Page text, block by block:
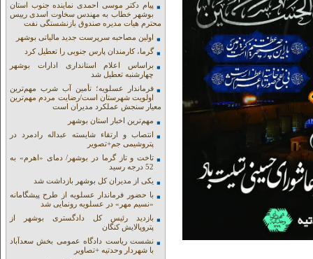
پیام دکتر موسی احمدی نماینده جنوب استان
بوشهر خطاب به مهندس سخاوت اسدی رییس
محترم هیات مدیره صندوق بازنشستگی نفت
اولین مصاحبه سرپرست جدید مالیاتی بوشهر
گرما، کارمندان پارس جنوبی را تعطیل کرد
براساس اعلام استانداری ادارات بوشهر
چهارشنبه تعطیل شد
فرماندار عسلویه؛ تأمین آب شرب مهم‌ترین
اولویت شهرستان است/رضایت مردم مهم‌ترین
معیار سنجش عملکرد مدیران است
مهم‌ترین اخبار استان بوشهر
انتصاب و ارتقاء شایسته عبداله رادمرد در
پتروشیمی جم+تصویر
تاخت و تاز گرما در بوشهر/ دمای «اهرم» به
52 درجه رسید
یکی از مدیران کل بوشهر بازداشت شد
با حضور فرماندار عسلویه از طرح پیشگامانه
«نسیم مهر» در عسلویه رونمایی شد
بازدید رئیس کل دادگستری بوشهر از
پتروپالایش کنگان
نشست ریاست دادگاه عمومی بخش سعدآباد
با شهردار وحدتیه +تصاویر